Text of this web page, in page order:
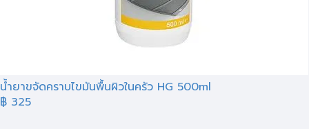
น้ำยาขจัดคราบไขมันพื้นผิวในครัว HG 500ml
฿ 325